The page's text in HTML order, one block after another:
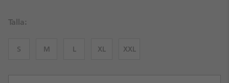
Talla:
S M L XL XXL